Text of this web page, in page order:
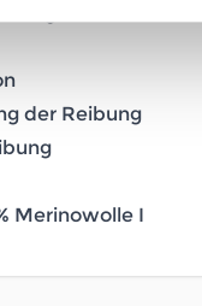
der Reibung
Merinowolle I